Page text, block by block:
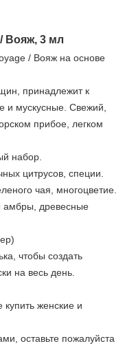
Вояж, 3 мл
/ Вояж на основе
принадлежит к
и мускусные. Свежий,
прибое, легком
набор.
цитрусов, специи.
чая, многоцветие.
амбры, древесные
чтобы создать
на весь день.
женские и
оставьте пожалуйста